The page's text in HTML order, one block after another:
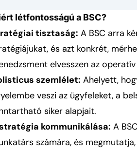
létfontosságú a BSC?
tisztaság: A BSC arra
és azt konkrét,
elvesszen az
szemlélet: Ahelyett,
veszi az ügyfeleket, a
siker alapjait.
kommunikálása: A
számára, és